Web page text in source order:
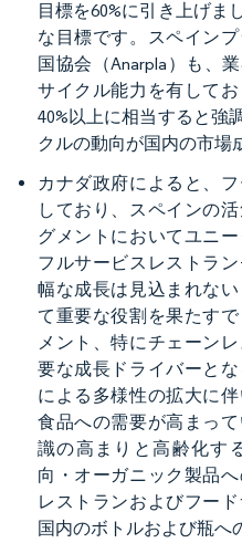
目標を60%に引き上げま
な目標です。スペイン
国協会（Anarpla）も、
サイクル能力を有して
40%以上に相当すると強
クルの動向が国内の市場
カナダ政府によると、
しており、スペインの
グメントにおいてユニ
フルサービスレストラ
幅な成長は見込まれな
て重要な役割を果たす
メント、特にチェーン
要な成長ドライバーと
による多様性の拡大に
食品への需要が高まっ
識の高まりと高齢化す
向・オーガニック製品
レストランおよびフー
国内のボトルおよび瓶へ